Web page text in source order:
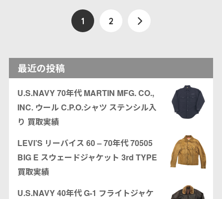
1 2
最近の投稿
U.S.NAVY 70年代 MARTIN MFG. CO.,
INC. ウール C.P.O.シャツ ステンシル入
り 買取実績
LEVI’S リーバイス 60 – 70年代 70505
BIG E スウェードジャケット 3rd TYPE
買取実績
U.S.NAVY 40年代 G-1 フライトジャケ